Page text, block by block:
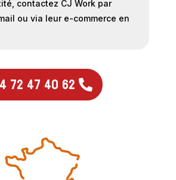
contactez CJ Work par
ou via leur e-commerce en
72 47 40 62